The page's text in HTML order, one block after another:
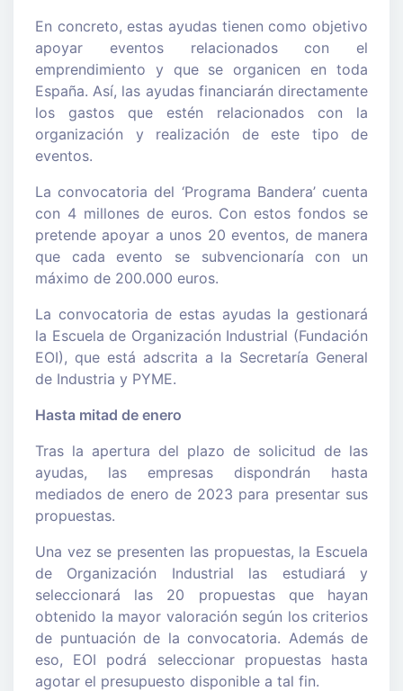
En concreto, estas ayudas tienen como objetivo
apoyar eventos relacionados con el
emprendimiento y que se organicen en toda
España. Así, las ayudas financiarán directamente
los gastos que estén relacionados con la
organización y realización de este tipo de
eventos.
La convocatoria del ‘Programa Bandera’ cuenta
con 4 millones de euros. Con estos fondos se
pretende apoyar a unos 20 eventos, de manera
que cada evento se subvencionaría con un
máximo de 200.000 euros.
La convocatoria de estas ayudas la gestionará
la Escuela de Organización Industrial (Fundación
EOI), que está adscrita a la Secretaría General
de Industria y PYME.
Hasta mitad de enero
Tras la apertura del plazo de solicitud de las
ayudas, las empresas dispondrán hasta
mediados de enero de 2023 para presentar sus
propuestas.
Una vez se presenten las propuestas, la Escuela
de Organización Industrial las estudiará y
seleccionará las 20 propuestas que hayan
obtenido la mayor valoración según los criterios
de puntuación de la convocatoria. Además de
eso, EOI podrá seleccionar propuestas hasta
agotar el presupuesto disponible a tal fin.